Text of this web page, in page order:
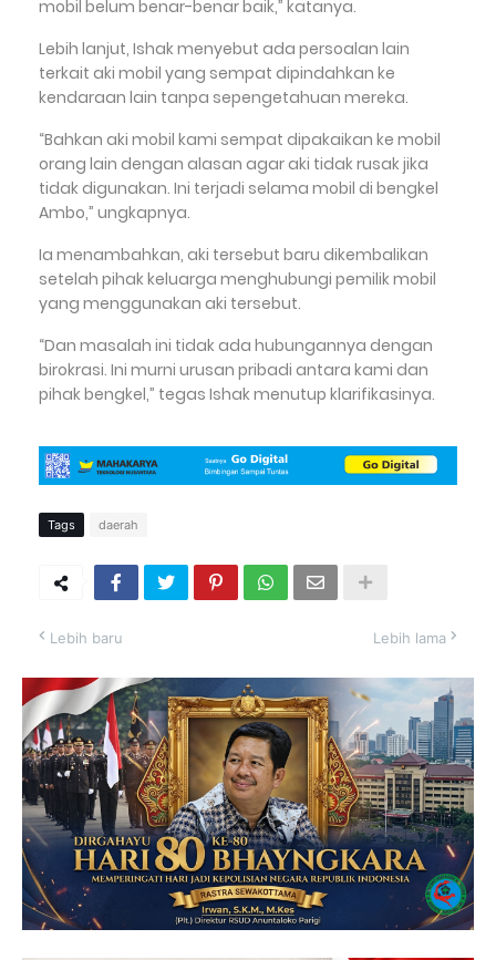
mobil belum benar-benar baik,” katanya.
‎Lebih lanjut, Ishak menyebut ada persoalan lain
terkait aki mobil yang sempat dipindahkan ke
kendaraan lain tanpa sepengetahuan mereka.
‎“Bahkan aki mobil kami sempat dipakaikan ke mobil
orang lain dengan alasan agar aki tidak rusak jika
tidak digunakan. Ini terjadi selama mobil di bengkel
Ambo,” ungkapnya.
‎Ia menambahkan, aki tersebut baru dikembalikan
setelah pihak keluarga menghubungi pemilik mobil
yang menggunakan aki tersebut.
‎“Dan masalah ini tidak ada hubungannya dengan
birokrasi. Ini murni urusan pribadi antara kami dan
pihak bengkel,” tegas Ishak menutup klarifikasinya.
Tags daerah
Lebih baru Lebih lama